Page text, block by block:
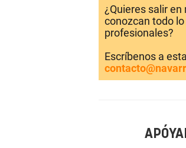
¿Quieres salir
conozcan todo
profesionales?
Escríbenos a